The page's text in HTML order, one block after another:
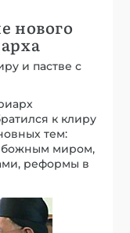
нового
и пастве с
к клиру
тем:
миром,
реформы в